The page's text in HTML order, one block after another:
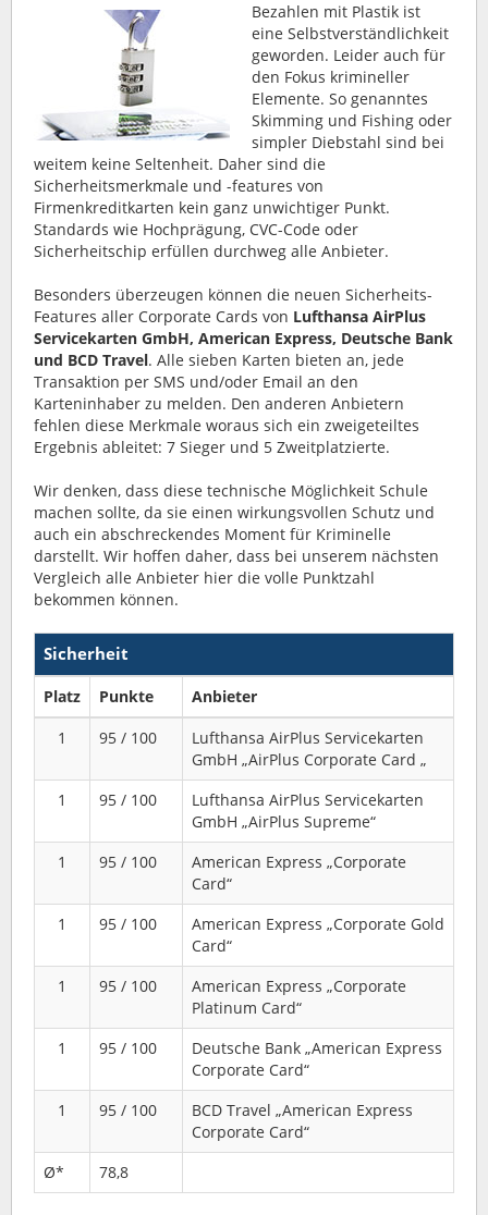
Bezahlen mit Plastik ist
eine Selbstverständlichkeit
geworden. Leider auch für
den Fokus krimineller
Elemente. So genanntes
Skimming und Fishing oder
simpler Diebstahl sind bei
weitem keine Seltenheit. Daher sind die
Sicherheitsmerkmale und -features von
Firmenkreditkarten kein ganz unwichtiger Punkt.
Standards wie Hochprägung, CVC-Code oder
Sicherheitschip erfüllen durchweg alle Anbieter.
Besonders überzeugen können die neuen Sicherheits-
Features aller Corporate Cards von Lufthansa AirPlus
Servicekarten GmbH, American Express, Deutsche Bank
und BCD Travel. Alle sieben Karten bieten an, jede
Transaktion per SMS und/oder Email an den
Karteninhaber zu melden. Den anderen Anbietern
fehlen diese Merkmale woraus sich ein zweigeteiltes
Ergebnis ableitet: 7 Sieger und 5 Zweitplatzierte.
Wir denken, dass diese technische Möglichkeit Schule
machen sollte, da sie einen wirkungsvollen Schutz und
auch ein abschreckendes Moment für Kriminelle
darstellt. Wir hoffen daher, dass bei unserem nächsten
Vergleich alle Anbieter hier die volle Punktzahl
bekommen können.
Sicherheit
Platz Punkte
Anbieter
1
95 / 100
Lufthansa AirPlus Servicekarten
GmbH „AirPlus Corporate Card „
1
95 / 100
Lufthansa AirPlus Servicekarten
GmbH „AirPlus Supreme“
1
95 / 100
American Express „Corporate
Card“
1
95 / 100
American Express „Corporate Gold
Card“
1
95 / 100
American Express „Corporate
Platinum Card“
1
95 / 100
Deutsche Bank „American Express
Corporate Card“
1
95 / 100
BCD Travel „American Express
Corporate Card“
Ø*
78,8